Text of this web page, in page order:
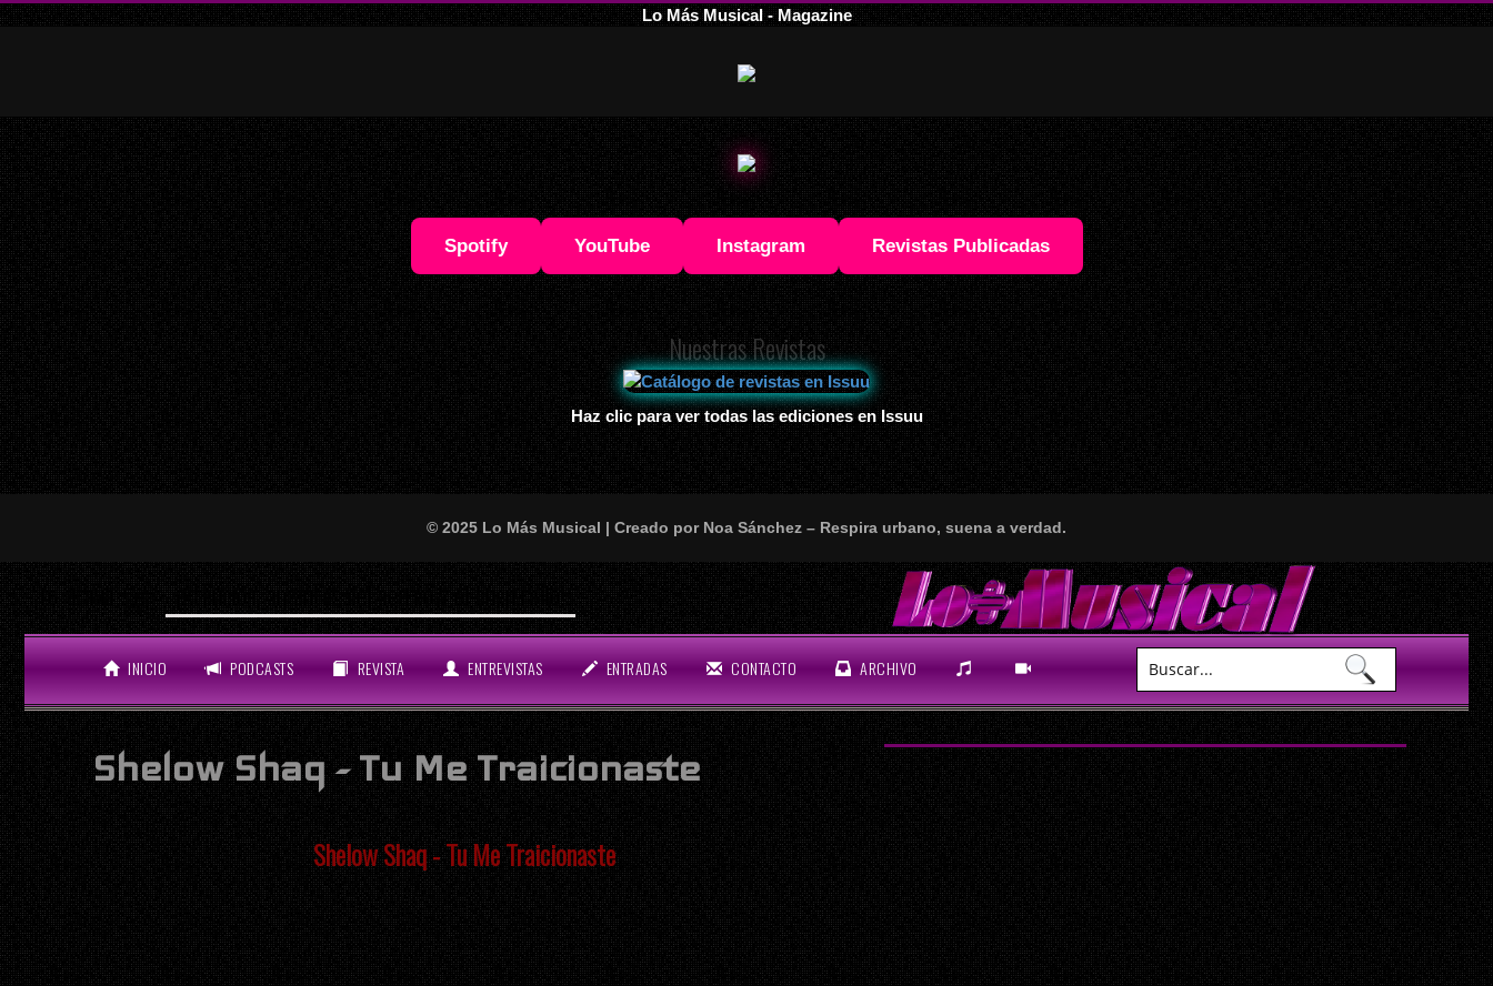
Lo Más Musical - Magazine
Spotify YouTube Instagram Revistas Publicadas
Nuestras Revistas
Haz clic para ver todas las ediciones en Issuu
© 2025 Lo Más Musical | Creado por Noa Sánchez – Respira urbano, suena a verdad.
LO ÚLTIMO ¡Atención, amantes del perreo y el buen rollo!
INICIO PODCASTS REVISTA ENTREVISTAS ENTRADAS CONTACTO ARCHIVO
Shelow Shaq - Tu Me Traicionaste
Shelow Shaq - Tu Me Traicionaste